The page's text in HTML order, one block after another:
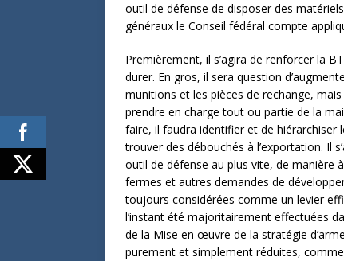
outil de défense de disposer des
généraux le Conseil fédéral compte
Premièrement, il s’agira de renforcer la
durer. En gros, il sera question
munitions et les pièces de rechange,
prendre en charge tout ou partie de la
faire, il faudra identifier et de hiérarchiser
trouver des débouchés à l’exportation. Il
outil de défense au plus vite, de manière
fermes et autres demandes de
toujours considérées comme un levier
l’instant été majoritairement effectuées
de la Mise en œuvre de la stratégie
purement et simplement réduites,